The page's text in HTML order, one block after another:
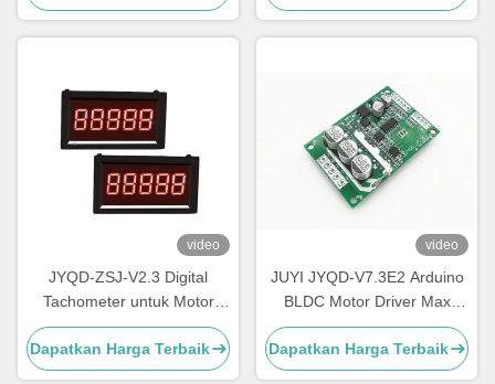
video
JYQD-ZSJ-V2.3 Digital
Tachometer untuk Motor
BLDC – Pengukur RPM
Sinyal Pulsa 5V | Tampilan
Kecepatan Presisi Tinggi 0–
Dapatkan Harga Terbaik
video
JUYI JYQD-V7.3E2 Arduino
BLDC Motor Driver Max
Power 500W Hall Effect
Dengan Hall Pada 120°
Dapatkan Harga Terbaik